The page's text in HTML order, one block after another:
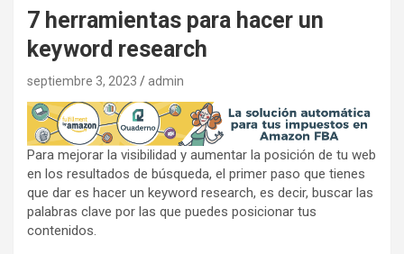
7 herramientas para hacer un
keyword research
septiembre 3, 2023 admin
Para mejorar la visibilidad y aumentar la posición de tu web
en los resultados de búsqueda, el primer paso que tienes
que dar es hacer un keyword research, es decir, buscar las
palabras clave por las que puedes posicionar tus
contenidos.